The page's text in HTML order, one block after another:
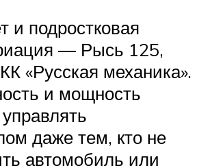
и подростковая
— Рысь 125,
«Русская механика».
и мощность
даже тем, кто не
автомобиль или